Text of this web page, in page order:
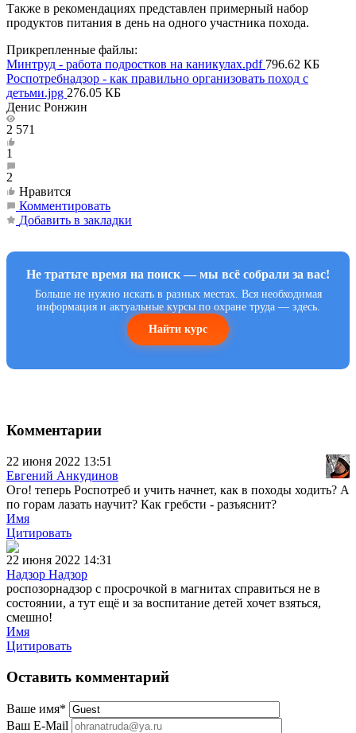
Также в рекомендациях представлен примерный набор
продуктов питания в день на одного участника похода.
Прикрепленные файлы:
Минтруд - работа подростков на каникулах.pdf 796.62 КБ
Роспотребнадзор - как правильно организовать поход с
детьми.jpg 276.05 КБ
Денис Ронжин
2 571
1
2
Нравится
Комментировать
Добавить в закладки
Не тратьте время на поиск — мы всё собрали за вас!
Больше не нужно искать в разных местах. Вся необходимая
информация и актуальные курсы по охране труда — здесь.
Найти курс
Комментарии
22 июня 2022 13:51
Евгений Анкудинов
Ого! теперь Роспотреб и учить начнет, как в походы ходить? А
по горам лазать научит? Как гребсти - разъяснит?
Имя
Цитировать
22 июня 2022 14:31
Надзор Надзор
роспозорнадзор с просрочкой в магнитах справиться не в
состоянии, а тут ещё и за воспитание детей хочет взяться,
смешно!
Имя
Цитировать
Оставить комментарий
Ваше имя*
Ваш E-Mail